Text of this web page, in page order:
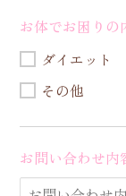
お体でお困りの
ダイエット
その他
お問い合わせ内